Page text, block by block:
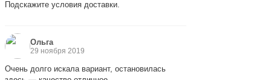
Подскажите условия доставки.
Ольга
29 ноября 2019
Очень долго искала вариант, остановилась